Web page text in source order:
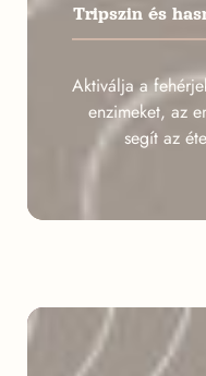
Tripszin és
Aktiválja a
enzimeket, az
segít az